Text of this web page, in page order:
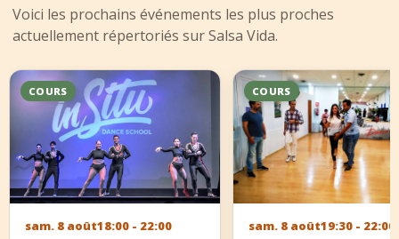
Voici les prochains événements les plus proches
actuellement répertoriés sur Salsa Vida.
COURS
sam. 8 août18:00 - 22:00
COURS
sam. 8 août19:30 - 22:00